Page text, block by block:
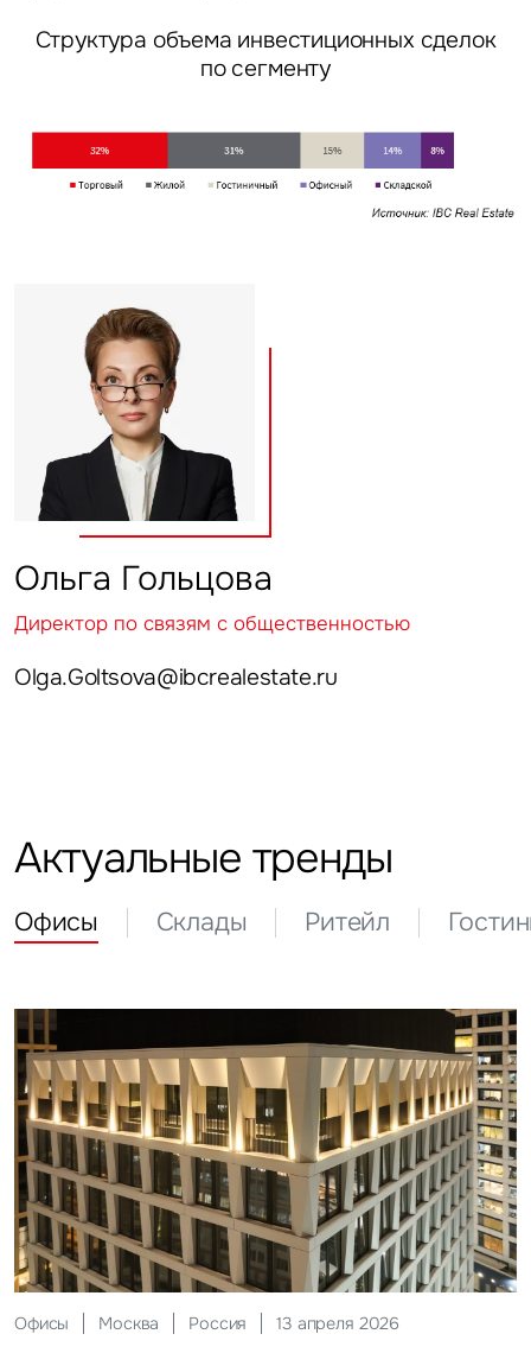
Структура объема инвестиционных сделок
по сегменту
Ольга Гольцова
Директор по связям с общественностью
Olga.Goltsova@ibcrealestate.ru
Актуальные тренды
Офисы Склады Ритейл
Офисы Москва Россия 13 апреля 2026
Склады Москва Россия 12 мая 2026
Ритейл Москва Россия 20 июля 2026
Гостиницы Москва Россия 27 июля 2026
Инвестиции Москва Россия 29 мая 2026